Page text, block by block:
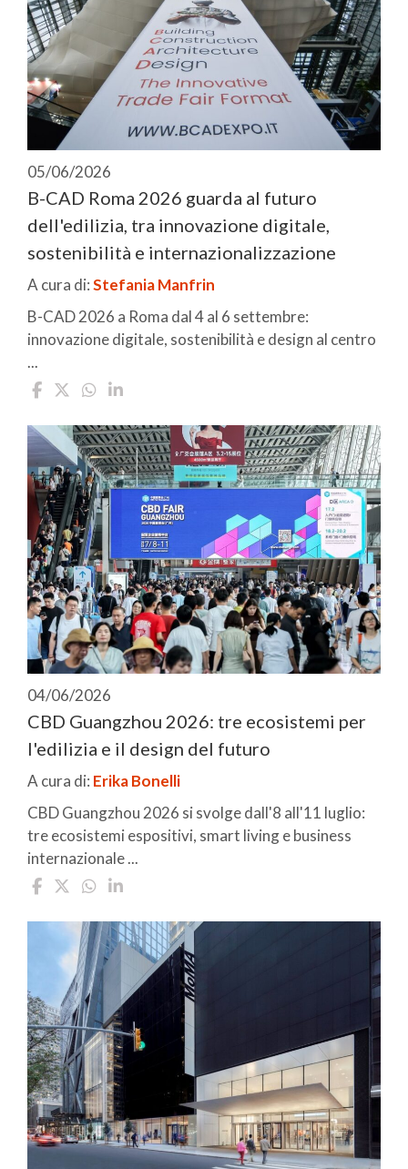
05/06/2026
B-CAD Roma 2026 guarda al futuro
dell'edilizia, tra innovazione digitale,
sostenibilità e internazionalizzazione
A cura di:Stefania Manfrin
B-CAD 2026 a Roma dal 4 al 6 settembre:
innovazione digitale, sostenibilità e design al centro
...
04/06/2026
CBD Guangzhou 2026: tre ecosistemi per
l'edilizia e il design del futuro
A cura di: Erika Bonelli
CBD Guangzhou 2026 si svolge dall'8 all'11 luglio:
tre ecosistemi espositivi, smart living e business
internazionale ...